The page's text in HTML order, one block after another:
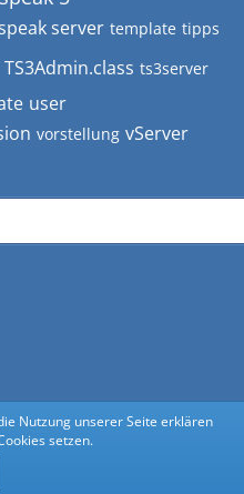
server template tipps
TS3Admin.class ts3server
user
vorstellung vServer
Nutzung unserer Seite erklären
setzen.